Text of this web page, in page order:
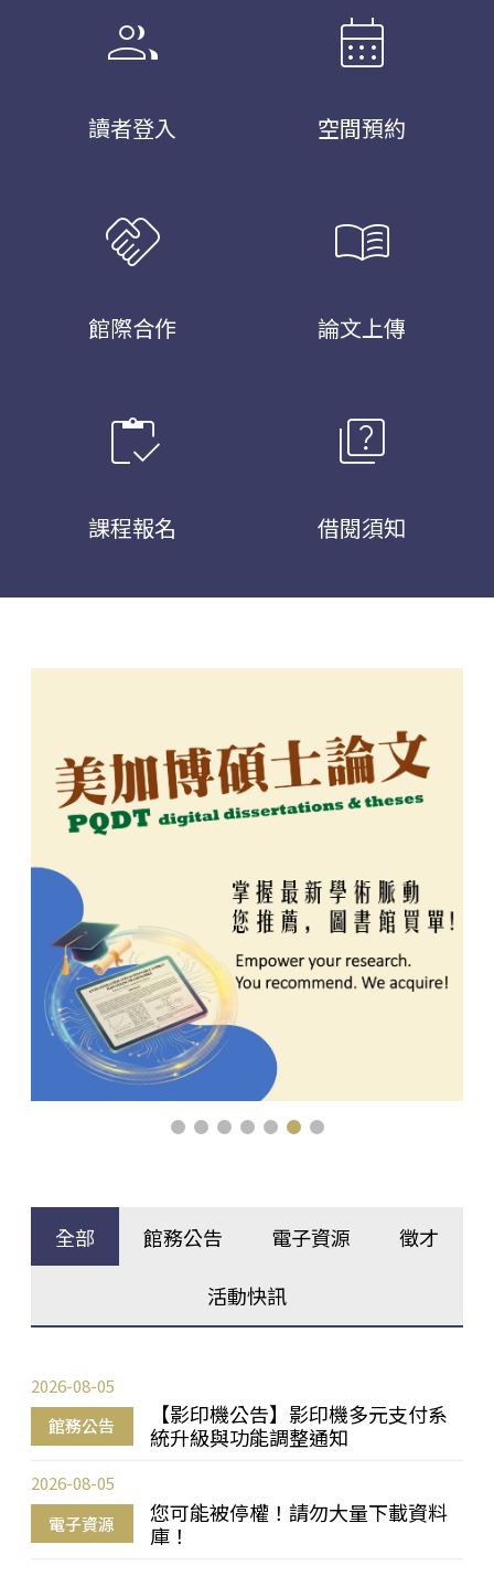
group
讀者登入
calendar_month
空間預約
handshake
館際合作
menu_book
論文上傳
inventory
課程報名
quiz
借閱須知
全部 館務公告 電子資源 徵才
活動快訊
館務公告
【影印機公告】影印機多元支付系
統升級與功能調整通知
2026-08-05
電子資源
您可能被停權！請勿大量下載資料
庫！
2026-08-05